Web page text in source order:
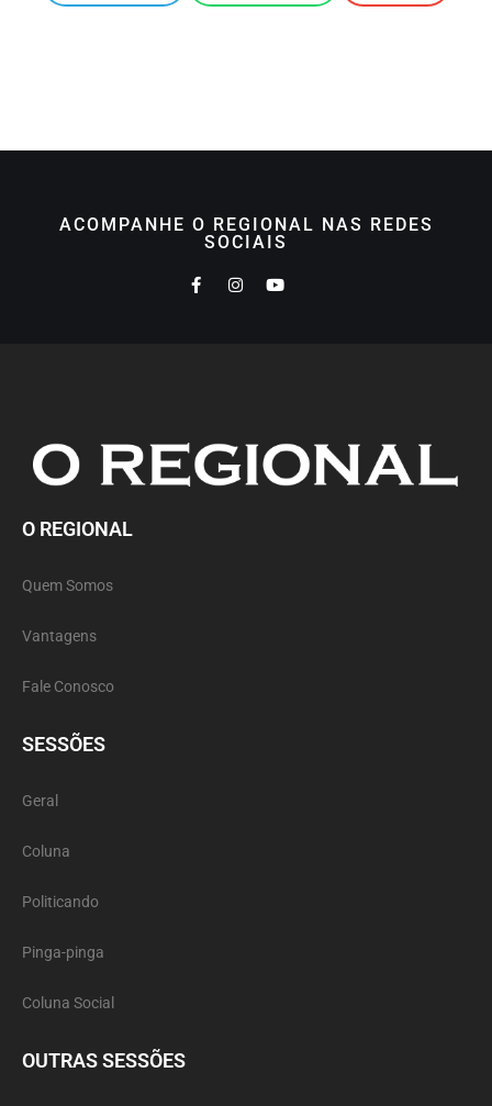
ACOMPANHE O REGIONAL NAS REDES
SOCIAIS
O REGIONAL
Quem Somos
Vantagens
Fale Conosco
SESSÕES
Geral
Coluna
Politicando
Pinga-pinga
Coluna Social
OUTRAS SESSÕES